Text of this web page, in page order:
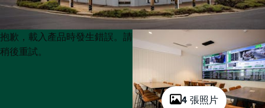
4 張照片
Product
List
Product
List
抱歉，載入產品時發生錯誤。請
稍後重試。